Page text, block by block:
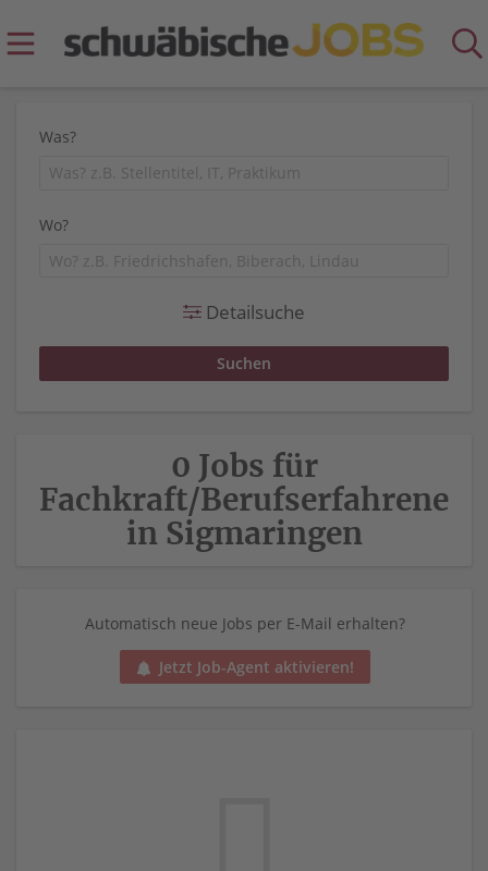
Was?
Wo?
Detailsuche
0 Jobs für
Fachkraft/Berufserfahrene
in Sigmaringen
Automatisch neue Jobs per E-Mail erhalten?
Jetzt Job-Agent aktivieren!